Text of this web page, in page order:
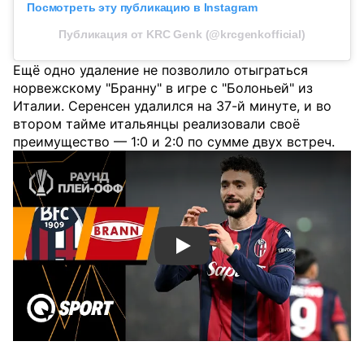
Посмотреть эту публикацию в Instagram
Публикация от KRC Genk (@krcgenkofficial)
Ещё одно удаление не позволило отыграться
норвежскому "Бранну" в игре с "Болоньей" из
Италии. Серенсен удалился на 37-й минуте, и во
втором тайме итальянцы реализовали своё
преимущество — 1:0 и 2:0 по сумме двух встреч.
Смотреть видео YouTube